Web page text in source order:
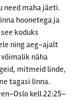
need maha jäeti.
hoonetega ja
koduks
ning aeg-ajalt
näha
mitmeid linde,
tagasi linna.
Oslo kell 22:25-